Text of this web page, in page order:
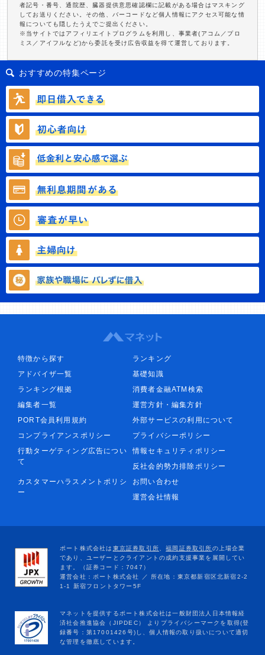
者記号・番号、通院歴、臓器提供意思確認欄に記載がある場合はマスキング
してお送りください。その他、バーコードなど個人情報にアクセス可能な情
報についても隠したうえでご提出ください。
※当サイトではアフィリエイトプログラムを利用し、事業者(アコム／プロ
ミス／アイフルなど)から委託を受け広告収益を得て運営しております。
おすすめの特集ページ
特徴から探す
ランキング
アドバイザ一覧
基礎知識
ランキング根拠
消費者金融ATM検索
編集者一覧
運営方針・編集方針
PORT会員利用規約
外部サービスの利用について
コンプライアンスポリシー
プライバシーポリシー
行動ターゲティング広告につい
て
情報セキュリティポリシー
反社会的勢力排除ポリシー
カスタマーハラスメントポリシ
ー
お問い合わせ
運営会社情報